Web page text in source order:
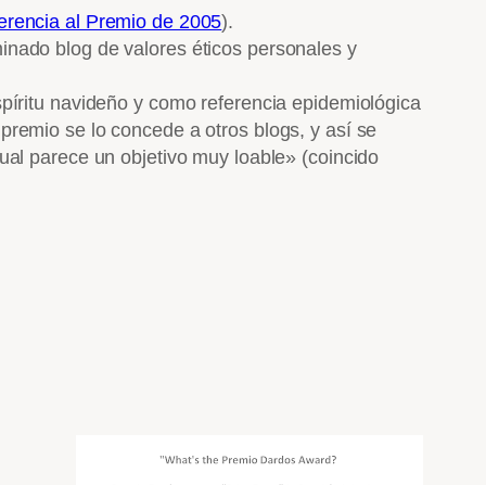
al Premio de 2005).
blog de valores éticos personales y
navideño y como referencia epidemiológica
se lo concede a otros blogs, y así se
parece un objetivo muy loable» (coincido